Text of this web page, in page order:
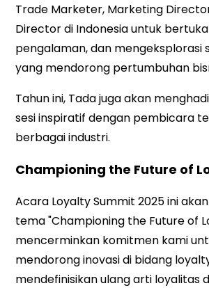
Trade Marketer, Marketing
Director di Indonesia untuk
pengalaman, dan mengeksplorasi
yang mendorong pertumbuhan
Tahun ini, Tada juga akan
sesi inspiratif dengan pembicara
berbagai industri.
Championing the Future of
Acara Loyalty Summit 2025 ini
tema "Championing the Future of
mencerminkan komitmen kami
mendorong inovasi di bidang
mendefinisikan ulang arti loyalitas